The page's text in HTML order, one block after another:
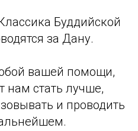
Буддийской
за Дану.
вашей помощи,
нам стать лучше,
и проводить